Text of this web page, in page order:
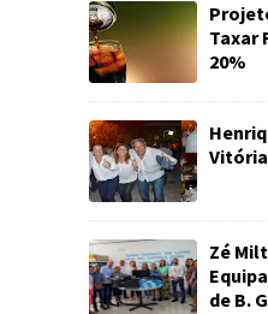
Taxar
20%
Vitória
Zé
de B.